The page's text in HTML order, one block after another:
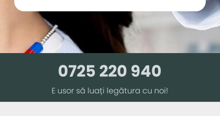
0725 220 940
E usor să luați legătura cu noi!